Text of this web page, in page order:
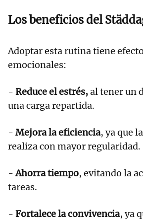
Los beneficios del
Adoptar esta rutina tiene
emocionales:
- Reduce el estrés,al tener un
una carga repartida.
- Mejora la eficiencia, ya que
realiza con mayor regularidad.
-Ahorra tiempo, evitando la
tareas.
- Fortalece la convivencia, ya